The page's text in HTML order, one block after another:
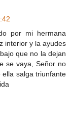
por mi hermana
interior y la ayudes
que no la dejan
se vaya, Señor no
salga triunfante